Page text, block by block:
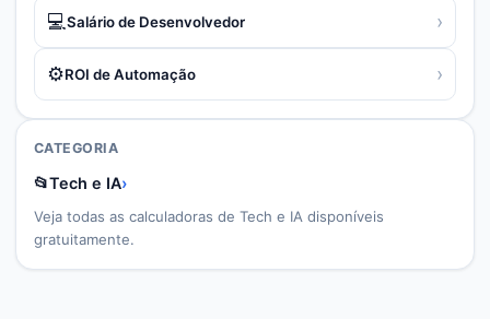
💻 Salário de Desenvolvedor ›
⚙️ROI de Automação ›
CATEGORIA
📂Tech e IA›
Veja todas as calculadoras de Tech e IA disponíveis
gratuitamente.